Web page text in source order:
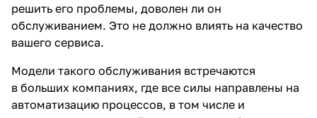
решить его проблемы, доволен ли он
обслуживанием. Это не должно влиять на качество
вашего сервиса.
Модели такого обслуживания встречаются
в больших компаниях, где все силы направлены на
автоматизацию процессов, в том числе и